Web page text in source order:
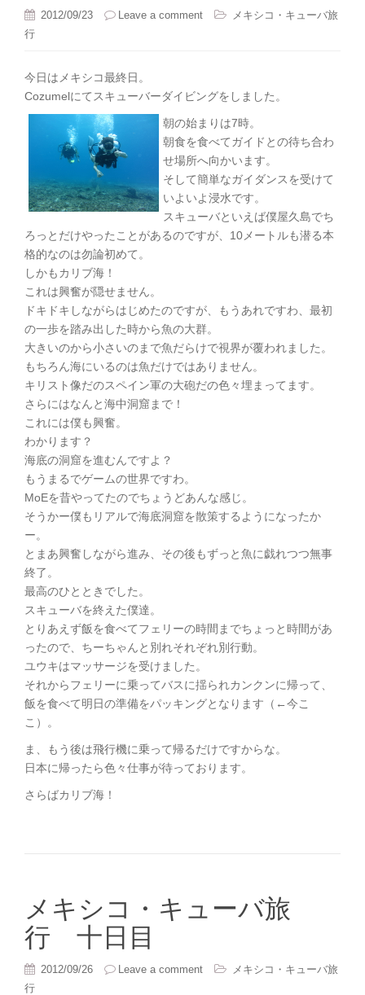
2012/09/23 Leave a comment
メキシコ・キューバ旅
行
今日はメキシコ最終日。
Cozumelにてスキューバーダイビングをしました。
朝の始まりは7時。
朝食を食べてガイドとの待ち合わ
せ場所へ向かいます。
そして簡単なガイダンスを受けて
いよいよ浸水です。
スキューバといえば僕屋久島でち
ろっとだけやったことがあるのですが、10メートルも潜る本
格的なのは勿論初めて。
しかもカリブ海！
これは興奮が隠せません。
ドキドキしながらはじめたのですが、もうあれですわ、最初
の一歩を踏み出した時から魚の大群。
大きいのから小さいのまで魚だらけで視界が覆われました。
もちろん海にいるのは魚だけではありません。
キリスト像だのスペイン軍の大砲だの色々埋まってます。
さらにはなんと海中洞窟まで！
これには僕も興奮。
わかります？
海底の洞窟を進むんですよ？
もうまるでゲームの世界ですわ。
MoEを昔やってたのでちょうどあんな感じ。
そうかー僕もリアルで海底洞窟を散策するようになったか
ー。
とまあ興奮しながら進み、その後もずっと魚に戯れつつ無事
終了。
最高のひとときでした。
スキューバを終えた僕達。
とりあえず飯を食べてフェリーの時間までちょっと時間があ
ったので、ちーちゃんと別れそれぞれ別行動。
ユウキはマッサージを受けました。
それからフェリーに乗ってバスに揺られカンクンに帰って、
飯を食べて明日の準備をパッキングとなります（←今こ
こ）。
ま、もう後は飛行機に乗って帰るだけですからな。
日本に帰ったら色々仕事が待っております。
さらばカリブ海！
メキシコ・キューバ旅
行 十日目
2012/09/26 Leave a comment
メキシコ・キューバ旅
行